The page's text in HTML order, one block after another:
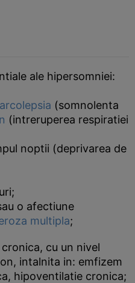
ale hipersomniei:
(somnolenta
(intreruperea respiratiei
noptii (deprivarea de
o afectiune
multipla;
cu un nivel
intalnita in: emfizem
hipoventilatie cronica;